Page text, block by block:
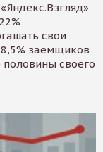
свои
заемщиков
своего